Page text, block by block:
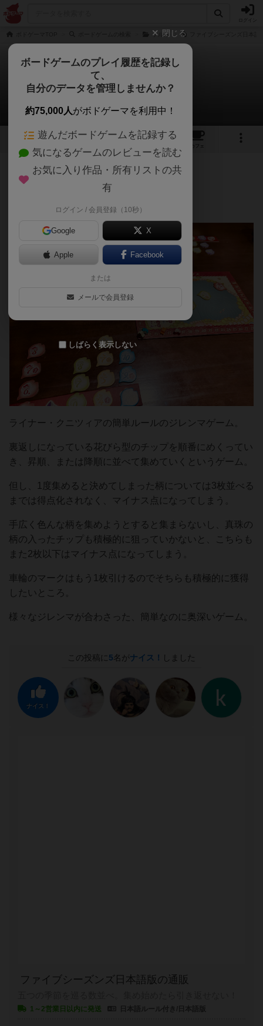
ケルト
ファイブシーズンズ
ぷにたろちゃんさんのレビュー
1 2
カフェ
438名 5名 0 1年以上前
ライナー・クニツィアの簡単ルールのジレンマゲーム。
裏返しになっている花びら型のチップを順番にめくってい
き、昇順、または降順に並べて集めていくというゲーム。
但し、1度集めると決めてしまった柄については3枚並べる
までは得点化されなく、マイナス点になってしまう。
手広く色んな柄を集めようとすると集まらないし、真珠の
柄の入ったチップも積極的に狙っていかないと、こちらも
また2枚以下はマイナス点になってしまう。
車輪のマークはもう1枚引けるのでそちらも積極的に獲得
したいところ。
様々なジレンマが合わさった、簡単なのに奥深いゲーム。
この投稿に 5名がナイス！ しました
ナイス！
ファイブシーズンズ日本語版の通販
1～2営業日以内に発送
閉じる
ボードゲームのプレイ履歴を記録し
て、
自分のデータを管理しませんか？
約75,000人がボドゲーマを利用中！
遊んだボードゲームを記録する
気になるゲームのレビューを読む
お気に入り作品・所有リストの共
有
ログイン / 会員登録（10秒）
Google X
Apple Facebook
または
メールで会員登録
しばらく表示しない